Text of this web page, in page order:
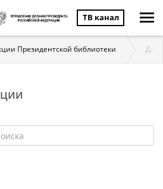
ТВ канал
Президентской библиотеки